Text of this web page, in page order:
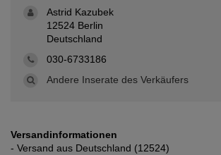
Astrid Kazubek
12524 Berlin
Deutschland
030-6733186
Andere Inserate des Verkäufers
Versandinformationen
- Versand aus Deutschland (12524)